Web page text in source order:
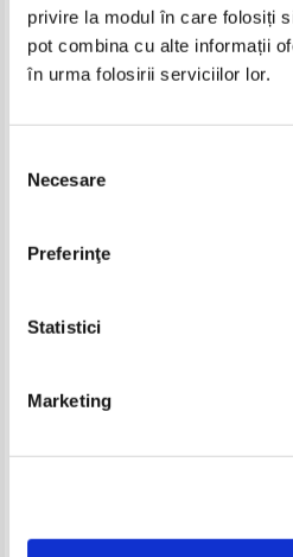
privire la modul în care folosiți
pot combina cu alte informații
în urma folosirii serviciilor lor.
consimțământului
Necesare
Preferinţe
Statistici
Marketing
Pret: 30,00Lei 21,00 Lei
Adaugă în coș
Pret:65,00Lei